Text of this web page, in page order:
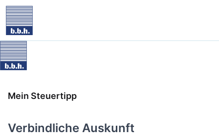
Mein Steuertipp
Verbindliche Auskunft